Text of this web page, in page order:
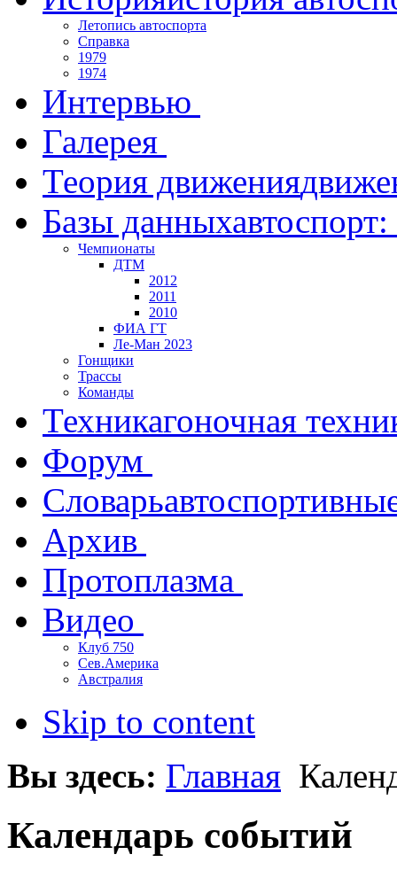
Летопись автоспорта
Справка
1979
1974
Интервью
Галерея
Теория движения
Базы данных
Чемпионаты
ДТМ
2012
2011
2010
ФИА ГТ
Ле-Ман 2023
Гонщики
Трассы
Команды
Техникагоночная
Форум
Словарь
Архив
Протоплазма
Видео
Клуб 750
Сев.Америка
Австралия
Skip to content
Вы здесь: Главная
Календарь событий